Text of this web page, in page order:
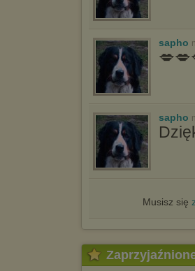
sapho
sapho
Musisz się